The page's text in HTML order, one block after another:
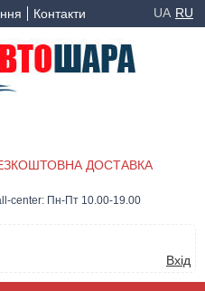
Контакти UA RU
ДОСТАВКА
center: Пн-Пт 10.00-19.00
Вхід